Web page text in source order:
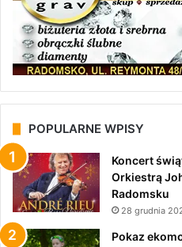
POPULARNE WPISY
Koncert
Orkiestrą
Radomsku
28 grudnia
Pokaz